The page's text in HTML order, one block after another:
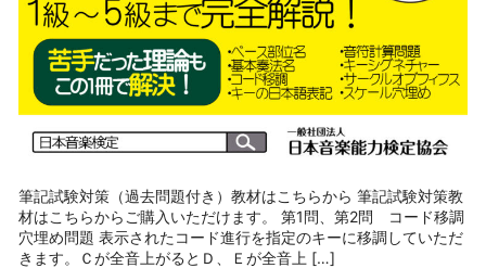
筆記試験対策（過去問題付き）教材はこちらから 筆記試験対策教
材はこちらからご購入いただけます。 第1問、第2問 コード移調
穴埋め問題 表示されたコード進行を指定のキーに移調していただ
きます。Ｃが全音上がるとＤ、Ｅが全音上 […]